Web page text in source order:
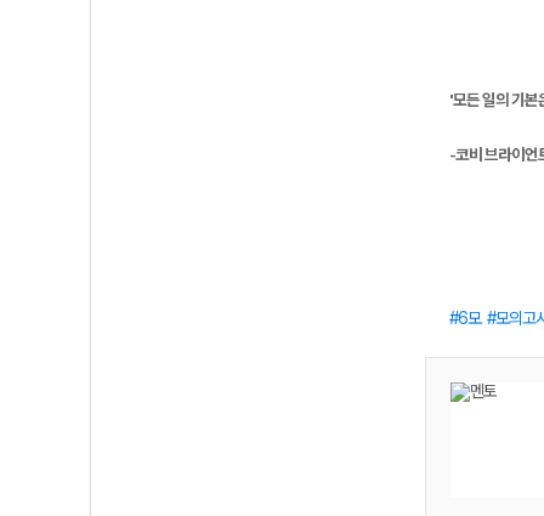
'모든 일의 기본
-코비 브라이언
6모 모의고